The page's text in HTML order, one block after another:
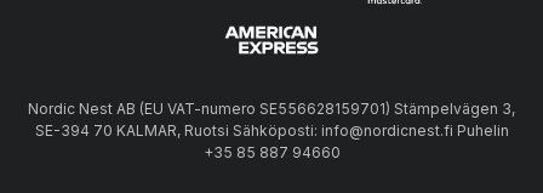
Nordic Nest AB (EU VAT-numero SE556628159701) Stämpelvägen 3,
SE-394 70 KALMAR, Ruotsi Sähköposti: info@nordicnest.fi Puhelin
+35 85 887 94660